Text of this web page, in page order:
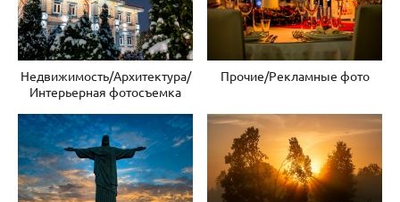
Недвижимость/Архитектура/
Интерьерная фотосъемка
Прочие/Рекламные фото